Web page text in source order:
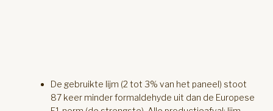
De gebruikte lijm (2 tot 3% van het paneel) stoot
87 keer minder formaldehyde uit dan de Europese